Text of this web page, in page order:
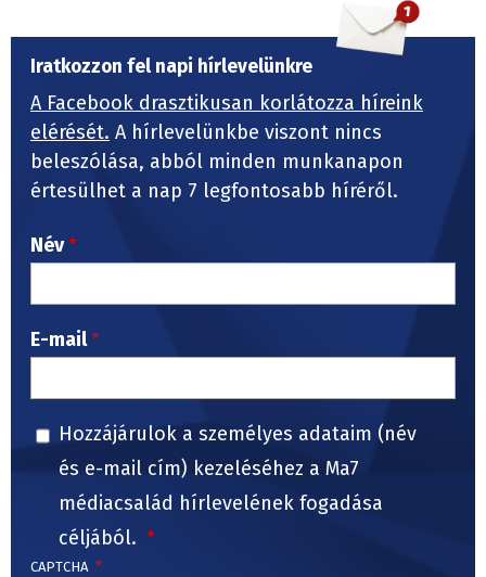
Iratkozzon fel napi hírlevelünkre
A Facebook drasztikusan korlátozza híreink
elérését. A hírlevelünkbe viszont nincs
beleszólása, abból minden munkanapon
értesülhet a nap 7 legfontosabb híréről.
Név
E-mail
Hozzájárulok a személyes adataim (név
és e-mail cím) kezeléséhez a Ma7
médiacsalád hírlevelének fogadása
céljából.
CAPTCHA